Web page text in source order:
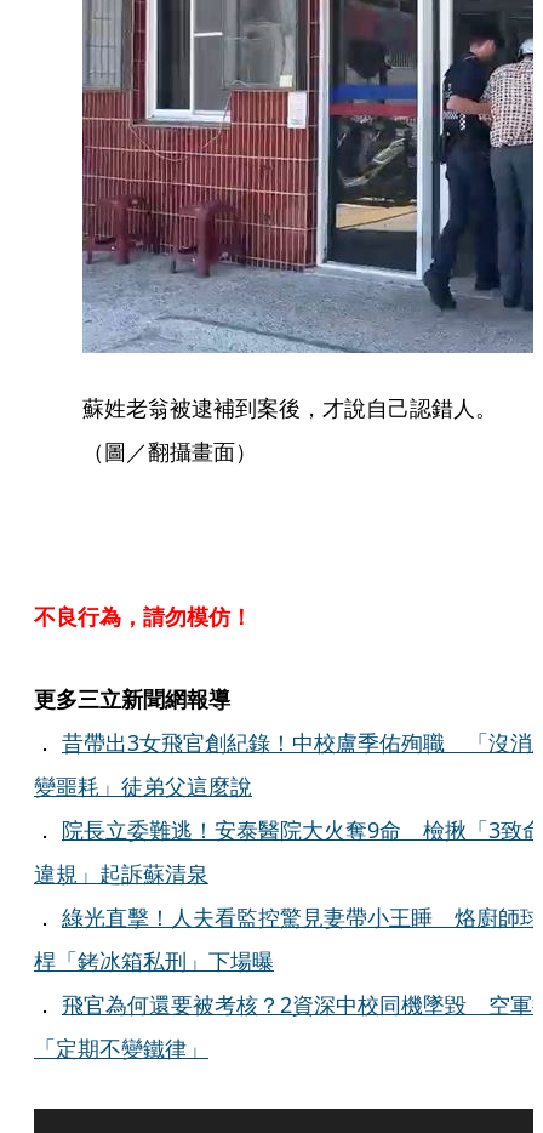
蘇姓老翁被逮補到案後，才說自己認錯人。
（圖／翻攝畫面）
不良行為，請勿模仿！
更多三立新聞網報導
． 昔帶出3女飛官創紀錄！中校盧季佑殉職 「沒消
變噩耗」徒弟父這麼說
． 院長立委難逃！安泰醫院大火奪9命 檢揪「3致命
違規」起訴蘇清泉
． 綠光直擊！人夫看監控驚見妻帶小王睡 烙廚師球
桿「銬冰箱私刑」下場曝
． 飛官為何還要被考核？2資深中校同機墜毀 空軍
「定期不變鐵律」